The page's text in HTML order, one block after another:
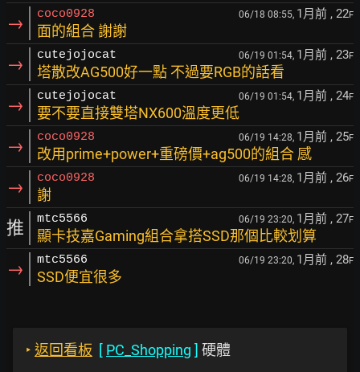
→ coco0928 06/18 08:55, 1月前 , 22F
面的組合 謝謝
→ cutejojocat 06/19 01:54, 1月前 , 23F
塔散改AG500好一點 不過要RGB的話看
→ cutejojocat 06/19 01:54, 1月前 , 24F
要不要直接雙塔NX600溫度更低
→ coco0928 06/19 14:28, 1月前 , 25F
改用prime+power+重磅價+ag500的組合 感
→ coco0928 06/19 14:28, 1月前 , 26F
謝
推 mtc5566 06/19 23:20, 1月前 , 27F
顯卡技嘉Gaming組合拿搭SSD那個比較划算
→ mtc5566 06/19 23:20, 1月前 , 28F
SSD便宜很多
‣ 返回看板 [ PC_Shopping ] 硬體